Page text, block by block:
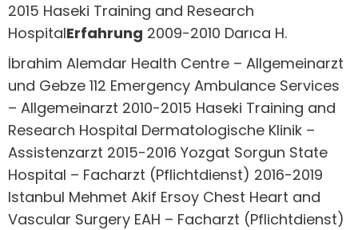
2015 Haseki Training and Research
HospitalErfahrung 2009-2010 Darıca H.
İbrahim Alemdar Health Centre – Allgemeinarzt
und Gebze 112 Emergency Ambulance Services
– Allgemeinarzt 2010-2015 Haseki Training and
Research Hospital Dermatologische Klinik –
Assistenzarzt 2015-2016 Yozgat Sorgun State
Hospital – Facharzt (Pflichtdienst) 2016-2019
Istanbul Mehmet Akif Ersoy Chest Heart and
Vascular Surgery EAH – Facharzt (Pflichtdienst)